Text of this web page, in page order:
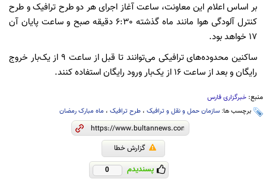
بر اساس اعلام این معاونت، ساعت آغاز اجرای هر دو طرح ترافیک و طرح
کنترل آلودگی هوا مانند ماه گذشته 6:30 دقیقه صبح و ساعت پایان آن
۱۷ خواهد بود.
ساکنین محدوده‌های ترافیکی می‌توانند تا قبل از ساعت ۹ از یک‌بار خروج
رایگان و بعد از ساعت ۱۶ از یک‌بار ورود رایگان استفاده کنند.
منبع: خبرگزاری فارس
برچسب ها: سازمان حمل و نقل و ترافیک ، طرح ترافیک ، ماه مبارک رمضان
گزارش خطا
پسندیدم 0